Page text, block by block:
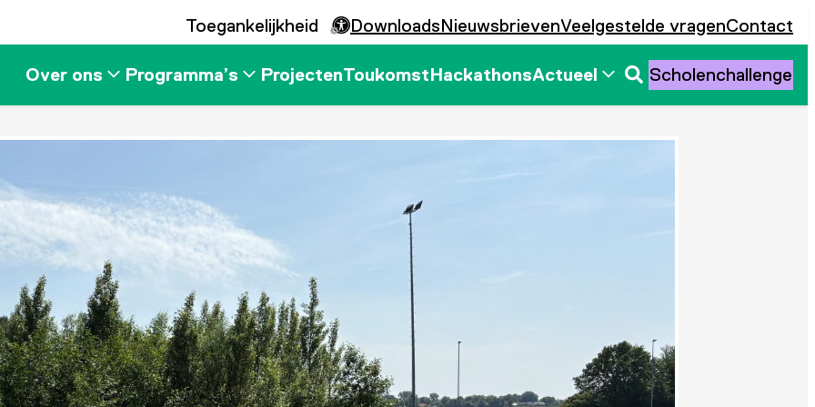
Toegankelijkheid DownloadsNieuwsbrievenVeelgestelde vragenContact
Over ons Programma’s ProjectenToukomstHackathonsActueel
Zoeken
openen
Scholenchallenge